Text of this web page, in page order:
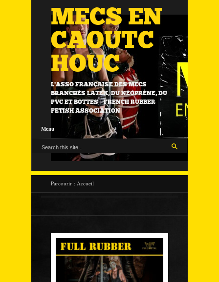
MECS EN
CAOUTC
HOUC
L'ASSO FRANÇAISE DES MECS
BRANCHÉS LATEX, DU NÉOPRÈNE, DU
PVC ET BOTTES | FRENCH RUBBER
FETISH ASSOCIATION
Menu
Parcourir : Accueil